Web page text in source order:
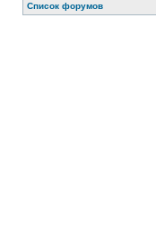
Список форумов